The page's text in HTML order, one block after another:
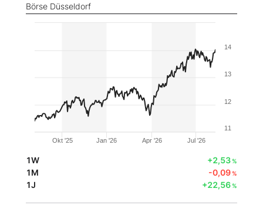
Börse Düsseldorf
Okt '25 Jan '26 Apr '26 Jul '26
11
12
13
14
1W +2,53%
1M -0,09%
1J +22,56%